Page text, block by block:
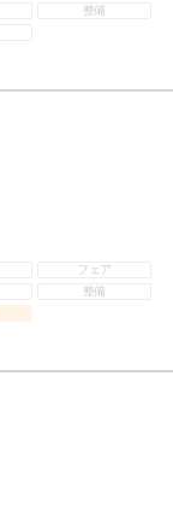
整備
フェア
整備